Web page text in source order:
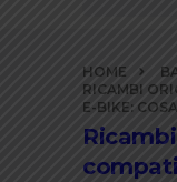
contenuti
HOME
RICAMBI
E-BIKE: